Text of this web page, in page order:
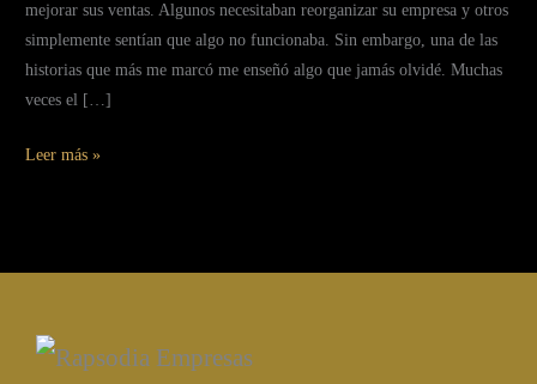
mejorar sus ventas. Algunos necesitaban reorganizar su empresa y otros
simplemente sentían que algo no funcionaba. Sin embargo, una de las
historias que más me marcó me enseñó algo que jamás olvidé. Muchas
veces el […]
Leer más »